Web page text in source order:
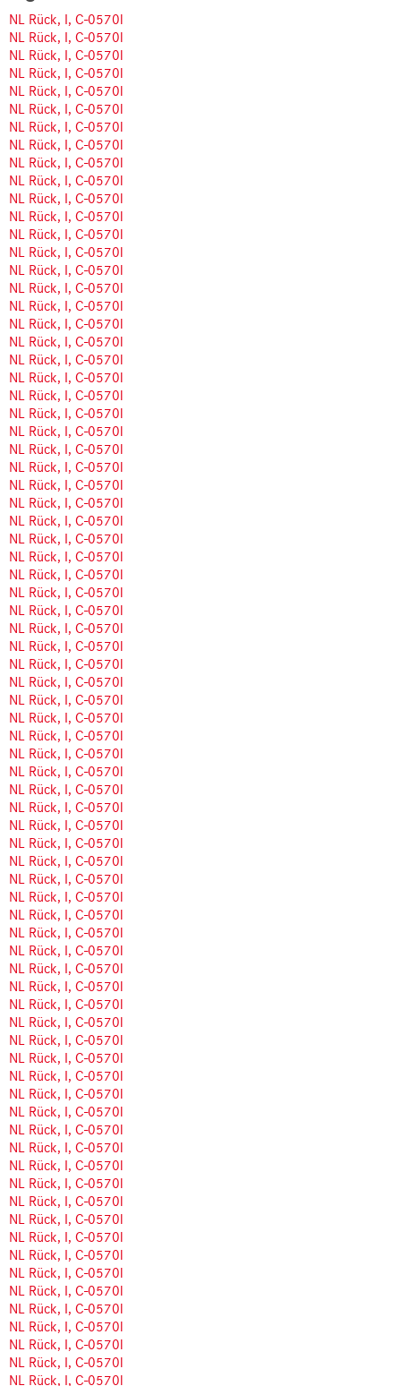
NL Rück, I, C-0570l
NL Rück, I, C-0570l
NL Rück, I, C-0570l
NL Rück, I, C-0570l
NL Rück, I, C-0570l
NL Rück, I, C-0570l
NL Rück, I, C-0570l
NL Rück, I, C-0570l
NL Rück, I, C-0570l
NL Rück, I, C-0570l
NL Rück, I, C-0570l
NL Rück, I, C-0570l
NL Rück, I, C-0570l
NL Rück, I, C-0570l
NL Rück, I, C-0570l
NL Rück, I, C-0570l
NL Rück, I, C-0570l
NL Rück, I, C-0570l
NL Rück, I, C-0570l
NL Rück, I, C-0570l
NL Rück, I, C-0570l
NL Rück, I, C-0570l
NL Rück, I, C-0570l
NL Rück, I, C-0570l
NL Rück, I, C-0570l
NL Rück, I, C-0570l
NL Rück, I, C-0570l
NL Rück, I, C-0570l
NL Rück, I, C-0570l
NL Rück, I, C-0570l
NL Rück, I, C-0570l
NL Rück, I, C-0570l
NL Rück, I, C-0570l
NL Rück, I, C-0570l
NL Rück, I, C-0570l
NL Rück, I, C-0570l
NL Rück, I, C-0570l
NL Rück, I, C-0570l
NL Rück, I, C-0570l
NL Rück, I, C-0570l
NL Rück, I, C-0570l
NL Rück, I, C-0570l
NL Rück, I, C-0570l
NL Rück, I, C-0570l
NL Rück, I, C-0570l
NL Rück, I, C-0570l
NL Rück, I, C-0570l
NL Rück, I, C-0570l
NL Rück, I, C-0570l
NL Rück, I, C-0570l
NL Rück, I, C-0570l
NL Rück, I, C-0570l
NL Rück, I, C-0570l
NL Rück, I, C-0570l
NL Rück, I, C-0570l
NL Rück, I, C-0570l
NL Rück, I, C-0570l
NL Rück, I, C-0570l
NL Rück, I, C-0570l
NL Rück, I, C-0570l
NL Rück, I, C-0570l
NL Rück, I, C-0570l
NL Rück, I, C-0570l
NL Rück, I, C-0570l
NL Rück, I, C-0570l
NL Rück, I, C-0570l
NL Rück, I, C-0570l
NL Rück, I, C-0570l
NL Rück, I, C-0570l
NL Rück, I, C-0570l
NL Rück, I, C-0570l
NL Rück, I, C-0570l
NL Rück, I, C-0570l
NL Rück, I, C-0570l
NL Rück, I, C-0570l
NL Rück, I, C-0570l
NL Rück, I, C-0570l